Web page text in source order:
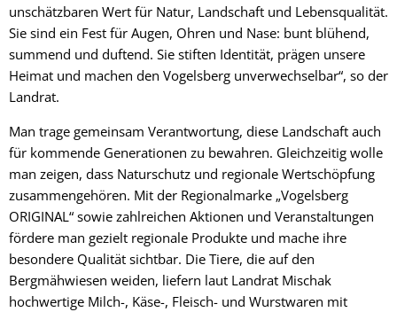
unschätzbaren Wert für Natur, Landschaft und Lebensqualität.
Sie sind ein Fest für Augen, Ohren und Nase: bunt blühend,
summend und duftend. Sie stiften Identität, prägen unsere
Heimat und machen den Vogelsberg unverwechselbar“, so der
Landrat.
Man trage gemeinsam Verantwortung, diese Landschaft auch
für kommende Generationen zu bewahren. Gleichzeitig wolle
man zeigen, dass Naturschutz und regionale Wertschöpfung
zusammengehören. Mit der Regionalmarke „Vogelsberg
ORIGINAL“ sowie zahlreichen Aktionen und Veranstaltungen
fördere man gezielt regionale Produkte und mache ihre
besondere Qualität sichtbar. Die Tiere, die auf den
Bergmähwiesen weiden, liefern laut Landrat Mischak
hochwertige Milch-, Käse-, Fleisch- und Wurstwaren mit